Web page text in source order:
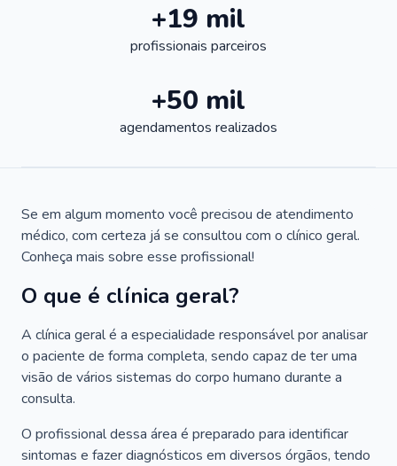
+19 mil
profissionais parceiros
+50 mil
agendamentos realizados
Se em algum momento você precisou de atendimento
médico, com certeza já se consultou com o clínico geral.
Conheça mais sobre esse profissional!
O que é clínica geral?
A clínica geral é a especialidade responsável por analisar
o paciente de forma completa, sendo capaz de ter uma
visão de vários sistemas do corpo humano durante a
consulta.
O profissional dessa área é preparado para identificar
sintomas e fazer diagnósticos em diversos órgãos, tendo